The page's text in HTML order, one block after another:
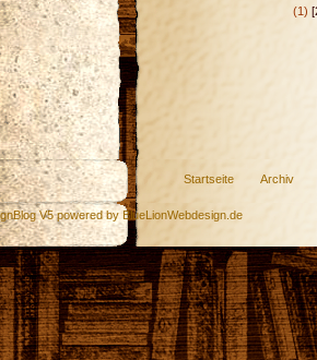
(1)
Startseite Archiv
V5 powered by BlueLionWebdesign.de